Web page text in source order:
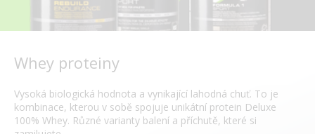
Whey proteiny
Vysoká biologická hodnota a vynikající lahodná chuť. To je
kombinace, kterou v sobě spojuje unikátní protein Deluxe
100% Whey. Různé varianty balení a příchutě, které si